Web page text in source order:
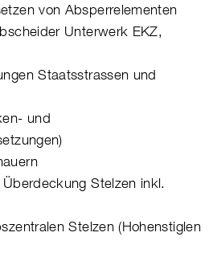
von Absperrelementen
Unterwerk EKZ,
Staatsstrassen und
und
Stelzen inkl.
Stelzen (Hohenstiglen